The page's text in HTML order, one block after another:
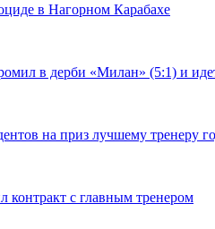
в Нагорном Карабахе
в дерби «Милан» (5:1) и
на приз лучшему тренеру
с главным тренером